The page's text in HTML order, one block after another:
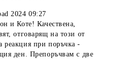
2024 09:27
и Коте! Качествена,
отговарящ на този от
реакция при поръчка -
ден. Препоръчвам с две